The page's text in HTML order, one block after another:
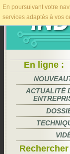
En poursuivant votre
services adaptés à vos
En ligne :
ACTUALITÉ
Rechercher